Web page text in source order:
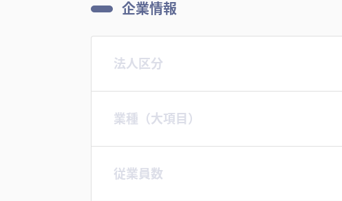
企業情報
法人区分
業種（大項目）
従業員数